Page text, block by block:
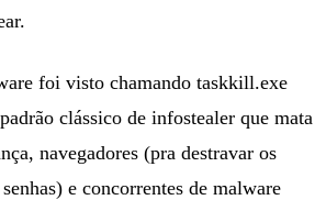
foi visto chamando taskkill.exe
clássico de infostealer que mata
navegadores (pra destravar os
e concorrentes de malware